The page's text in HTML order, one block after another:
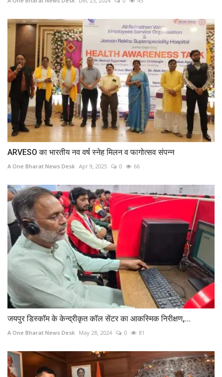
ARVESO का भारतीय नव वर्ष स्नेह मिलन व फागोत्सव संपन्न
A One Bharat News Desk Apr 9, 2025 0 66
जयपुर डिस्कॉम के केन्द्रीकृत कॉल सेंटर का आकस्मिक निरीक्षण,...
A One Bharat News Desk May 28, 2024 0 81